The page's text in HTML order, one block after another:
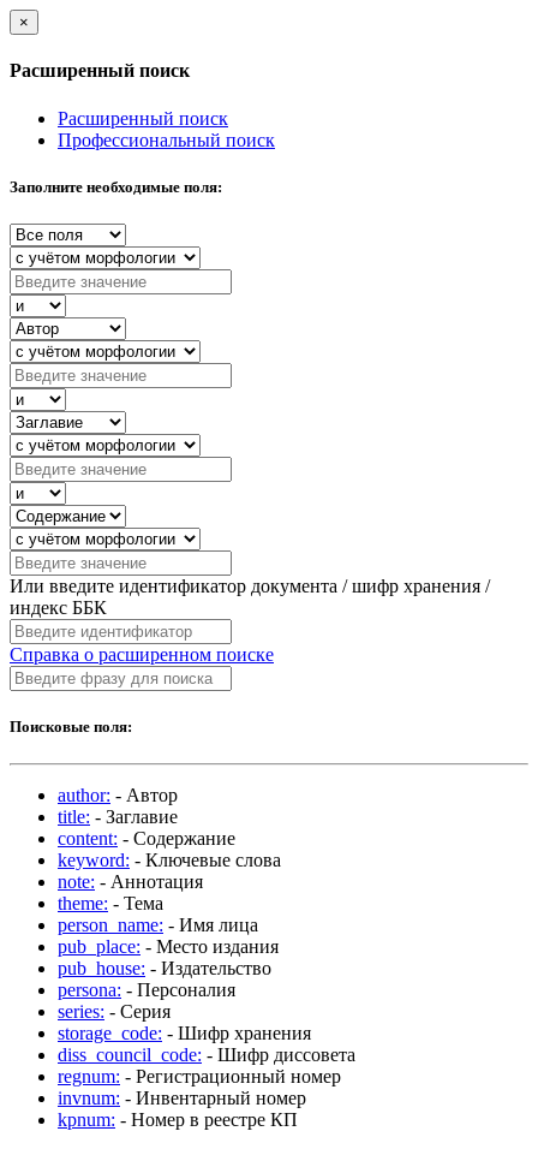
×
Расширенный поиск
Расширенный поиск
Профессиональный поиск
Заполните необходимые поля:
Или введите идентификатор документа / шифр хранения /
индекс ББК
Справка о расширенном поиске
Поисковые поля:
author: - Автор
title: - Заглавие
content: - Содержание
keyword: - Ключевые слова
note: - Аннотация
theme: - Тема
person_name: - Имя лица
pub_place: - Место издания
pub_house: - Издательство
persona: - Персоналия
series: - Серия
storage_code: - Шифр хранения
diss_council_code: - Шифр диссовета
regnum: - Регистрационный номер
invnum: - Инвентарный номер
kpnum: - Номер в реестре КП